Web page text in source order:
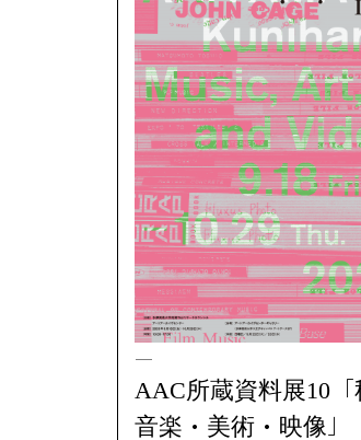
AAC所蔵資料展10
音楽・美術・映像」